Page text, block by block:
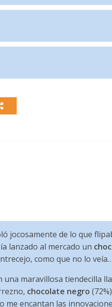
jocosamente de lo que
lanzado al mercado un
como que no lo veía…
maravillosa tiendecilla
chocolate negro
encantan las